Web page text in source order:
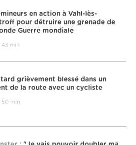
en action à Vahl-lès-
pour détruire une grenade de
Guerre mondiale
43 min
grièvement blessé dans un
de la route avec un cycliste
50 min